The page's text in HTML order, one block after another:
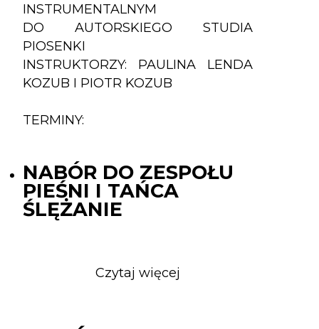
INSTRUMENTALNYM
DO AUTORSKIEGO STUDIA
PIOSENKI
INSTRUKTORZY: PAULINA LENDA
KOZUB I PIOTR KOZUB
TERMINY:
NABÓR DO ZESPOŁU
PIEŚNI I TAŃCA
ŚLĘŻANIE
Czytaj więcej